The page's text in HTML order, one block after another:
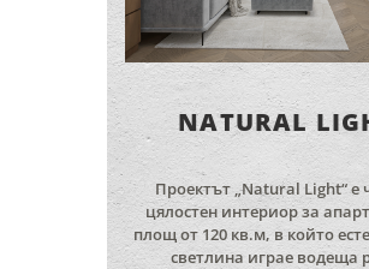
NATURAL
Проектът „Natural Light“ е
цялостен интериор за
площ от 120 кв.м, в който
светлина играе водеща